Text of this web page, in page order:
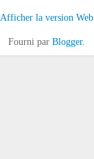
Afficher la version Web
Fourni par Blogger.